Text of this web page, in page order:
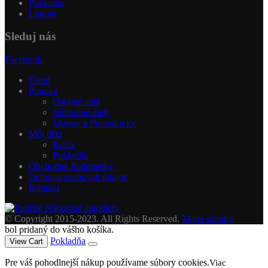
Pokladňa
Logout
Sleduj nás
Facebook
Úvod
Ponuka
Osobné autá
Náhradné diely
Motory a Prevodovky
Môj účet
Košík
Pokladňa
Obchodné Podmienky
Ochrana osobných údajov
Kontakt
© Copyright 2015-2023. All Rights Reserved. Mapa stránky
bol pridaný do vášho košíka.
View Cart Pokladňa
Pre váš pohodlnejší nákup používame súbory cookies.Viac